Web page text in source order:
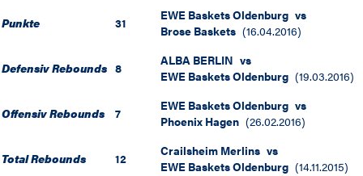
Punkte 31 EWE Baskets Oldenburg vs
Brose Baskets (16.04.2016)
Defensiv Rebounds 8 ALBA BERLIN vs
EWE Baskets Oldenburg (19.03.2016)
Offensiv Rebounds 7 EWE Baskets Oldenburg vs
Phoenix Hagen (26.02.2016)
Total Rebounds 12 Crailsheim Merlins vs
EWE Baskets Oldenburg (14.11.2015)